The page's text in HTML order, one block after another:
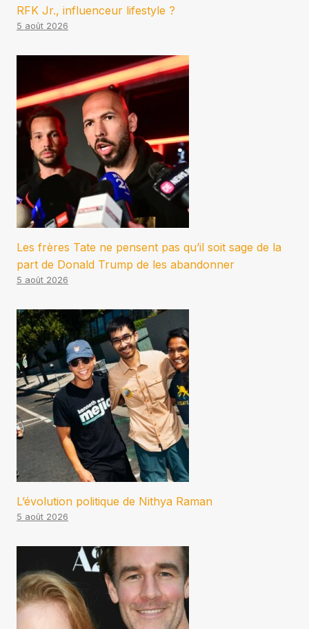
RFK Jr., influenceur lifestyle ?
5 août 2026
Les frères Tate ne pensent pas qu’il soit sage de la
part de Donald Trump de les abandonner
5 août 2026
L’évolution politique de Nithya Raman
5 août 2026